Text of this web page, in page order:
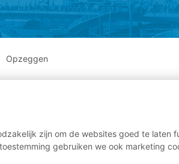
Opzeggen
zijn om de websites goed te laten
gebruiken we ook marketing